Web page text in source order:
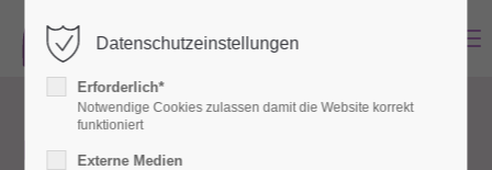
Login
Benutzername
Babys in Bewegung Midi
Datenschutzeinstellungen
Erforderlich*
Notwendige Cookies zulassen damit die Website korrekt
funktioniert
Externe Medien